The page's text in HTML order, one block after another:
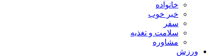
خانواده
خبر خوب
سفر
سلامت و تغذیه
مشاوره
ورزش